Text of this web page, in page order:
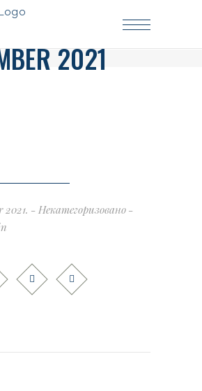
2021
2021.
Некатегоризовано